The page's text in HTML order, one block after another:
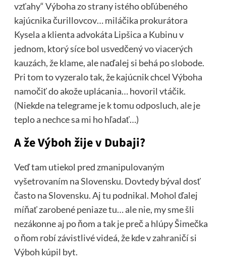
vzťahy“ Výboha zo strany istého obľúbeného
kajúcnika čurillovcov… miláčika prokurátora
Kysela a klienta advokáta Lipšica a Kubinu v
jednom, ktorý síce bol usvedčený vo viacerých
kauzách, že klame, ale naďalej si behá po slobode.
Pri tom to vyzeralo tak, že kajúcnik chcel Výboha
namočiť do akože uplácania… hovoril vtáčik.
(Niekde na telegrame je k tomu odposluch, ale je
teplo a nechce sa mi ho hľadať…)
A že Výboh žije v Dubaji?
Veď tam utiekol pred zmanipulovaným
vyšetrovaním na Slovensku. Dovtedy býval dosť
často na Slovensku. Aj tu podnikal. Mohol ďalej
míňať zarobené peniaze tu… ale nie, my sme šli
nezákonne aj po ňom a tak je preč a hlúpy Šimečka
o ňom robí závistlivé videá, že kde v zahraničí si
Výboh kúpil byt.